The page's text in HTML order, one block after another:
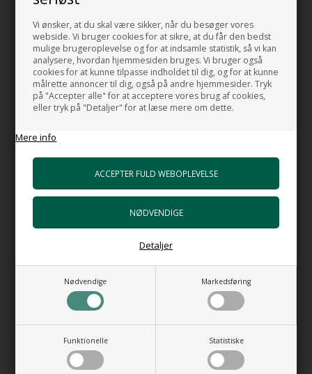
Vi ønsker, at du skal være sikker, når du besøger vores
webside. Vi bruger cookies for at sikre, at du får den bedst
mulige brugeroplevelse og for at indsamle statistik, så vi kan
analysere, hvordan hjemmesiden bruges. Vi bruger også
cookies for at kunne tilpasse indholdet til dig, og for at kunne
målrette annoncer til dig, også på andre hjemmesider. Tryk
på "Accepter alle" for at acceptere vores brug af cookies,
eller tryk på "Detaljer" for at læse mere om dette.
Mere info
Nødvendige Markedsføring
Funktionelle Statistiske
Detaljer
Brusesæt La Doccia
Designbruser
7.305,00 DKK
MADE IN ITALY
PURE DESIGN - PURE QUALITY
ETISK PRODUKTION
PRODUCERET EFTER EU´S MILJØREGLER